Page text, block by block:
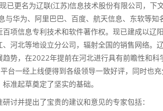
更名为辽联(江苏)信息技术股份有限公司，下
华为、阿里巴巴、百度、航天信息、东软等知
项信息专利技术和软件著作权。现已建成以辽
河北等地设立分公司，辐射全国的销售网络。
势，在2022年提前在河北进行具有前瞻性和科
台一经上线便得到各级领导一致好评，同时也
准起草奠定了坚实的基础。
讨并提出了宝贵的建议和意见的专家包括：